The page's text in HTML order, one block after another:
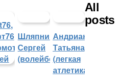
Шляпников
Сергей
(волейбол)
Андрианова
Татьяна
(легкая
атлетика)
All
posts